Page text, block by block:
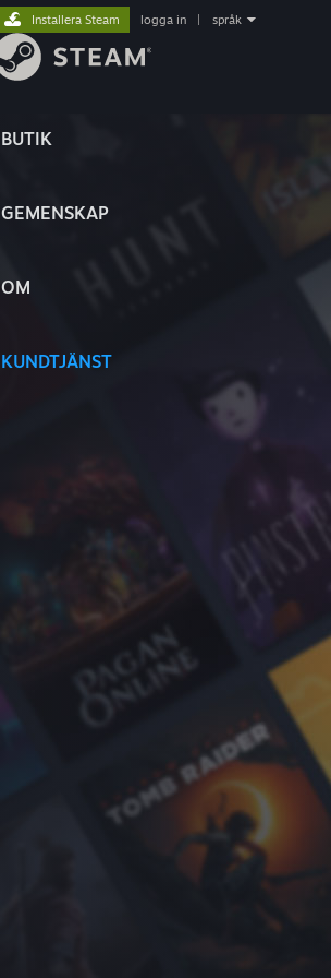
BUTIK
GEMENSKAP
OM
KUNDTJÄNST
Installera Steam logga in språk